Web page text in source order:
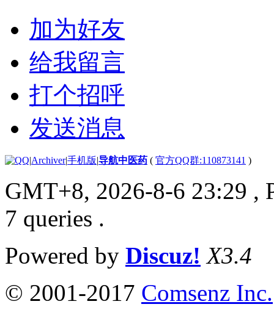
加为好友
给我留言
打个招呼
发送消息
|Archiver|手机版|导航中医药 ( 官方QQ群:110873141 )
GMT+8, 2026-8-6 23:29 ,
7 queries .
Powered by Discuz! X3.4
© 2001-2017 Comsenz Inc.